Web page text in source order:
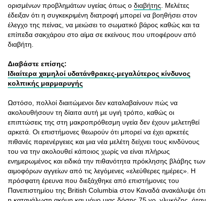
ορισμένων προβλημάτων υγείας όπως ο διαβήτης . Μελέτες
έδειξαν ότι η συγκεκριμένη διατροφή μπορεί να βοηθήσει στον
έλεγχο της πείνας, να μειώσει το σωματικό βάρος καθώς και τα
επίπεδα σακχάρου στο αίμα σε εκείνους που υποφέρουν από
διαβήτη.
Διαβάστε επίσης:
Ιδιαίτερα χαμηλοί υδατάνθρακες-μεγαλύτερος κίνδυνος
κολπικής μαρμαρυγής
Ωστόσο, πολλοί διαιτώμενοι δεν καταλαβαίνουν πώς να
ακολουθήσουν τη δίαιτα αυτή με υγιή τρόπο, καθώς οι
επιπτώσεις της στη μακροπρόθεσμη υγεία δεν έχουν μελετηθεί
αρκετά. Οι επιστήμονες θεωρούν ότι μπορεί να έχει αρκετές
πιθανές παρενέργειες και μια νέα μελέτη δείχνει τους κινδύνους
του να την ακολουθεί κάποιος χωρίς να είναι πλήρως
ενημερωμένος και ειδικά την πιθανότητα πρόκλησης βλάβης των
αιμοφόρων αγγείων από τις λεγόμενες «ελεύθερες ημέρες». Η
πρόσφατη έρευνα που διεξάχθηκε από επιστήμονες του
Πανεπιστημίου της British Columbia στον Καναδά ανακάλυψε ότι